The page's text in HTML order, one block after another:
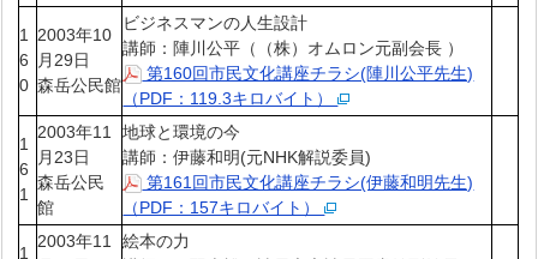
1
6
0
2003年10
月29日
森岳公民館
ビジネスマンの人生設計
講師：陣川公平（（株）オムロン元副会長 ）
第160回市民文化講座チラシ(陣川公平先生)
（PDF：119.3キロバイト）
1
6
1
2003年11
月23日
森岳公民
館
地球と環境の今
講師：伊藤和明(元NHK解説委員)
第161回市民文化講座チラシ(伊藤和明先生)
（PDF：157キロバイト）
1
2003年11
絵本の力